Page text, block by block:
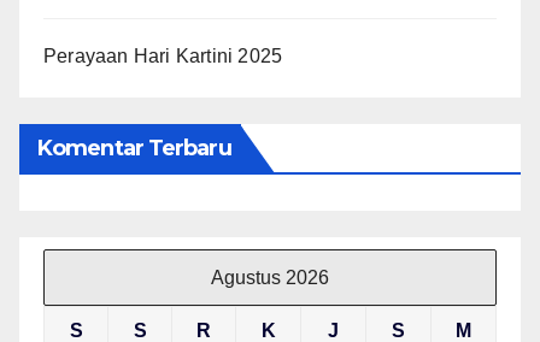
Perayaan Hari Kartini 2025
Komentar Terbaru
Agustus 2026
S S R K J S M